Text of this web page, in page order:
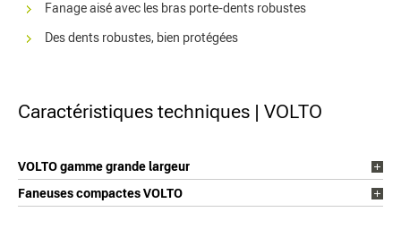
Fanage aisé avec les bras porte-dents robustes
Des dents robustes, bien protégées
Caractéristiques techniques | VOLTO
VOLTO gamme grande largeur
Faneuses compactes VOLTO